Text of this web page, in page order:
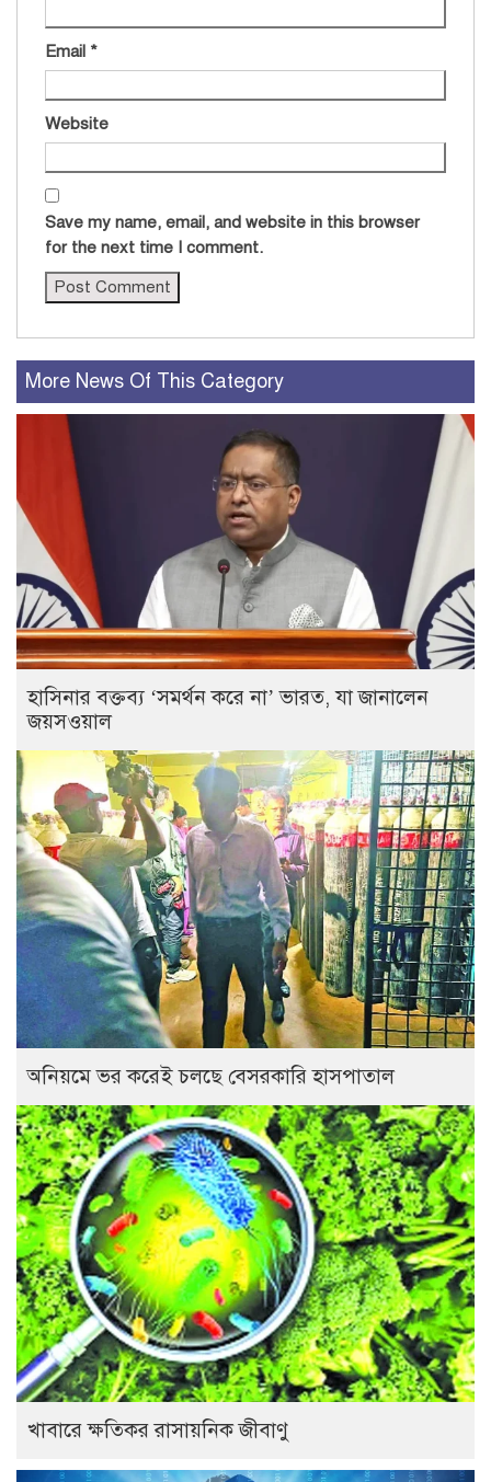
Email *
Website
Save my name, email, and website in this browser
for the next time I comment.
More News Of This Category
হাসিনার বক্তব্য ‘সমর্থন করে না’ ভারত, যা জানালেন
জয়সওয়াল
অনিয়মে ভর করেই চলছে বেসরকারি হাসপাতাল
খাবারে ক্ষতিকর রাসায়নিক জীবাণু